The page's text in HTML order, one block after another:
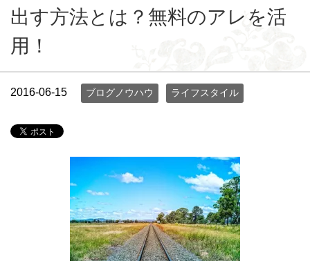
出す方法とは？無料のアレを活
用！
2016-06-15 ブログノウハウ ライフスタイル